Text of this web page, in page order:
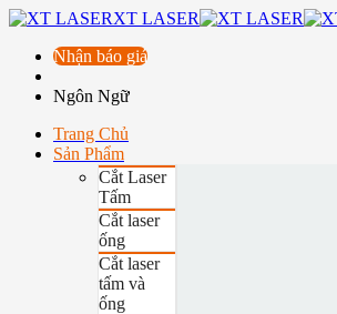
XT LASER
Nhận báo giá
Ngôn Ngữ
Trang Chủ
Sản Phẩm
Cắt Laser
Tấm
Cắt laser
ống
Cắt laser
tấm và
ống